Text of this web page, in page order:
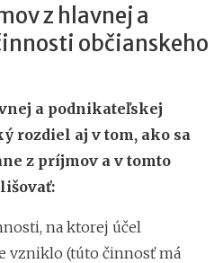
z hlavnej a
občianskeho
a podnikateľskej
rozdiel aj v tom, ako sa
z príjmov a v tomto
na ktorej účel
vzniklo (túto činnosť má